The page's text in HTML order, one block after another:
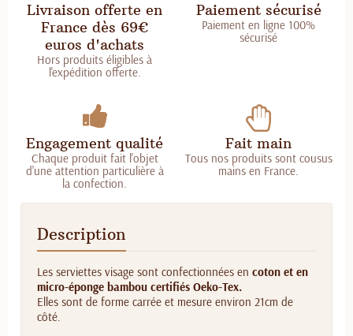
Livraison offerte en
France dès 69€
euros d'achats
Hors produits éligibles à
l'expédition offerte.
Paiement sécurisé
Paiement en ligne 100%
sécurisé
Engagement qualité
Chaque produit fait l'objet
d'une attention particulière à
la confection.
Fait main
Tous nos produits sont cousus
mains en France.
Description
Les serviettes visage sont confectionnées en coton et en
micro-éponge bambou certifiés Oeko-Tex.
Elles sont de forme carrée et mesure environ 21cm de
côté.